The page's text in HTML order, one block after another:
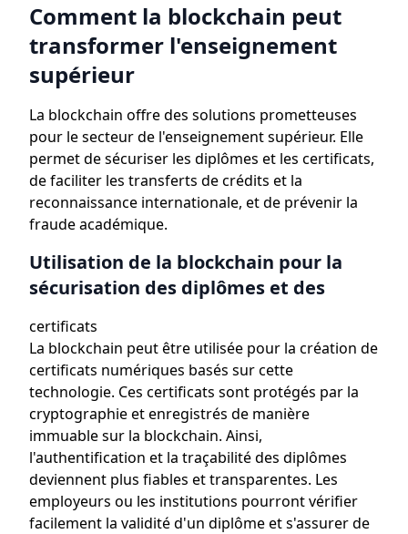
Comment la blockchain peut
transformer l'enseignement
supérieur
La blockchain offre des solutions prometteuses
pour le secteur de l'enseignement supérieur. Elle
permet de sécuriser les diplômes et les certificats,
de faciliter les transferts de crédits et la
reconnaissance internationale, et de prévenir la
fraude académique.
Utilisation de la blockchain pour la
sécurisation des diplômes et des
certificats
La blockchain peut être utilisée pour la création de
certificats numériques basés sur cette
technologie. Ces certificats sont protégés par la
cryptographie et enregistrés de manière
immuable sur la blockchain. Ainsi,
l'authentification et la traçabilité des diplômes
deviennent plus fiables et transparentes. Les
employeurs ou les institutions pourront vérifier
facilement la validité d'un diplôme et s'assurer de